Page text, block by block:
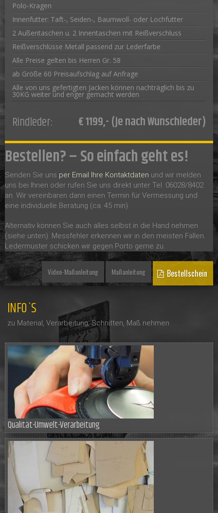
Polo-Kragen
Innenfutter: Taft-, Seiden-, Baumwoll- oder Lochfutter
2 Außentaschen u. 2 Innentaschen mit Reißverschluss
Reißverschlüsse Metall passend zur Lederfarbe
Alle Preise gelten bis Herren Gr. 58
ab Größe 60 Preisaufschlag auf Anfrage
Alle von uns gefertigten Jacken können nachträglich bis zu
30KG weiter und enger gemacht werden
Rindleder: € 1199,- (je nach Wunschleder)
Bestellen? – So einfach geht es!
Senden Sie uns per Email Ihre Kontaktdaten und wir melden
uns bei Ihnen oder rufen Sie uns direkt unter Tel. 06028/8402
an. Wir vereinbaren dann einen Termin für Vermessung und
eine individuelle Beratung (ca. 45 min).
Alternativ können Sie auch alles selbst in die Hand nehmen
(siehe unten). Messfehler erkennen wir in den meisten Fällen.
Ledermuster schicken wir gegen Porto gerne zu.
Bestellschein
Maßanleitung
Video-Maßanleitung
INFO`S
zu Material, Verarbeitung, Schnitten, Maß nehmen
Qualität-Umwelt-Verarbeitung